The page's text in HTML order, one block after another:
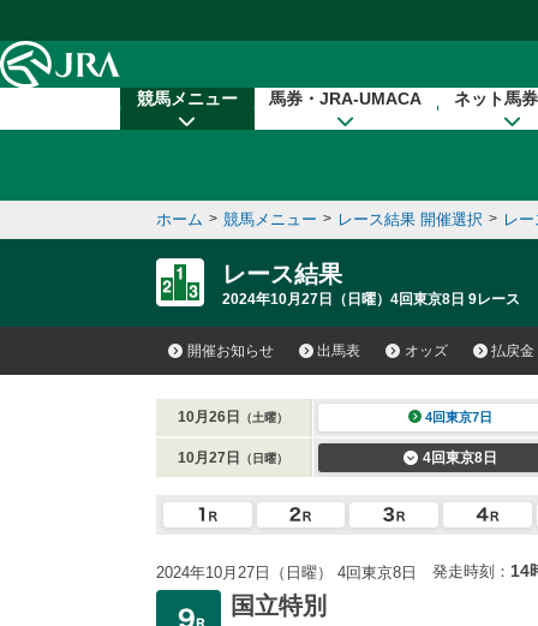
競馬メニュー 馬券・JRA-UMACA ネット馬
ホーム > 競馬メニュー > レース結果 開催選択 > レ
レース結果
2024年10月27日（日曜）4回東京8日 9レース
開催お知らせ 出馬表 オッズ 払戻金
10月26日 （土曜） 4回東京7日
10月27日 （日曜） 4回東京8日
2024年10月27日（日曜） 4回東京8日 発走時刻： 14
国立特別